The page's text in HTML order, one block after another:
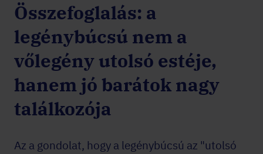
Összefoglalás: a
legénybúcsú nem a
vőlegény utolsó estéje,
hanem jó barátok nagy
találkozója
Az a gondolat, hogy a legénybúcsú az "utolsó